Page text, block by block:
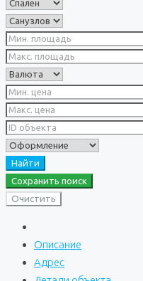
Найти
Сохранить поиск
Очистить
Описание
Адрес